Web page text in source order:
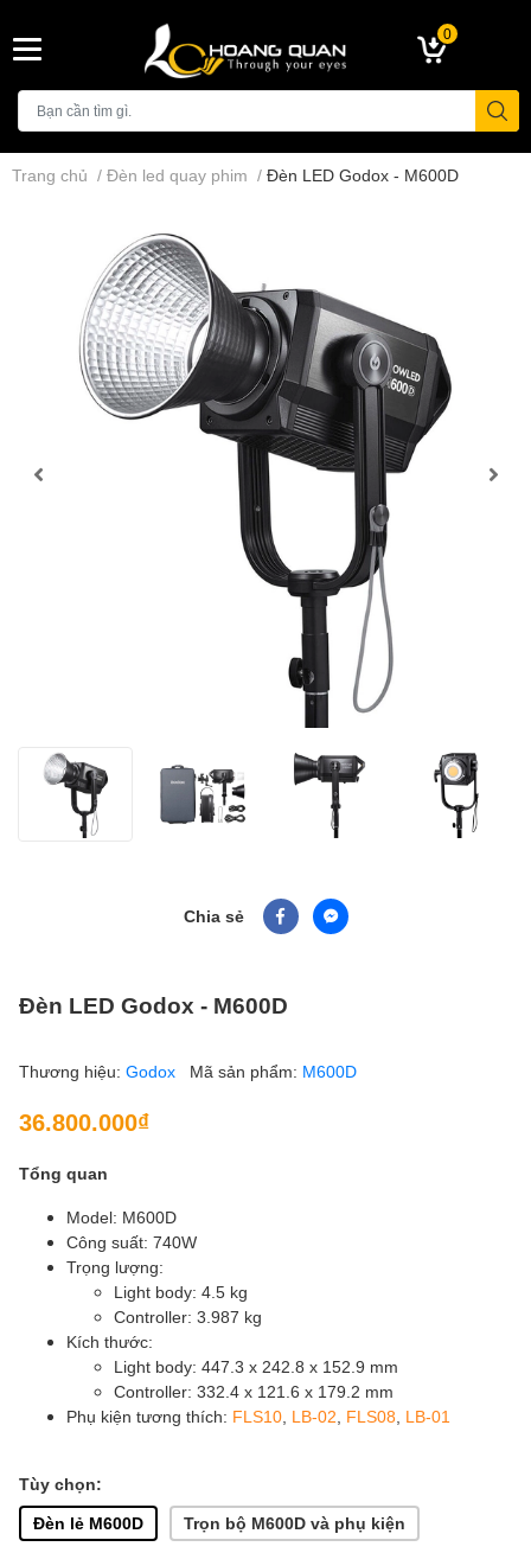
0
Trang chủ / Đèn led quay phim / Đèn LED Godox - M600D
Chia sẻ
Đèn LED Godox - M600D
Thương hiệu: Godox Mã sản phẩm: M600D
36.800.000₫
Tổng quan
Model: M600D
Công suất: 740W
Trọng lượng:
Light body: 4.5 kg
Controller: 3.987 kg
Kích thước:
Light body: 447.3 x 242.8 x 152.9 mm
Controller: 332.4 x 121.6 x 179.2 mm
Phụ kiện tương thích: FLS10 LB-02 FLS08 LB-01
Tùy chọn:
Đèn lẻ M600D
Trọn bộ M600D và phụ kiện